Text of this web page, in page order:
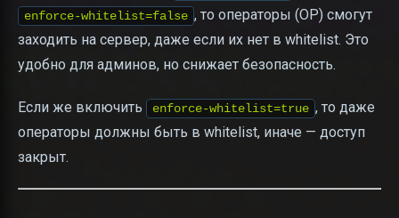
enforce-whitelist=false , то операторы (OP) смогут
заходить на сервер, даже если их нет в whitelist. Это
удобно для админов, но снижает безопасность.
Если же включить enforce-whitelist=true , то даже
операторы должны быть в whitelist, иначе — доступ
закрыт.